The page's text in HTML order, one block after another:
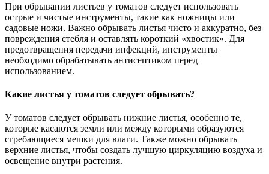
При обрывании листьев у томатов следует использовать
острые и чистые инструменты, такие как ножницы или
садовые ножи. Важно обрывать листья чисто и аккуратно, без
повреждения стебля и оставлять короткий «хвостик». Для
предотвращения передачи инфекций, инструменты
необходимо обрабатывать антисептиком перед
использованием.
Какие листья у томатов следует обрывать?
У томатов следует обрывать нижние листья, особенно те,
которые касаются земли или между которыми образуются
сгребающиеся мешки для влаги. Также можно обрывать
верхние листья, чтобы создать лучшую циркуляцию воздуха и
освещение внутри растения.